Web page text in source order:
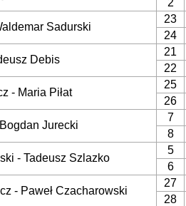
Sadurski
23
24
Debis
21
22
- Maria Piłat
25
26
Jurecki
7
8
- Tadeusz Szlazko
5
6
- Paweł Czacharowski
27
28